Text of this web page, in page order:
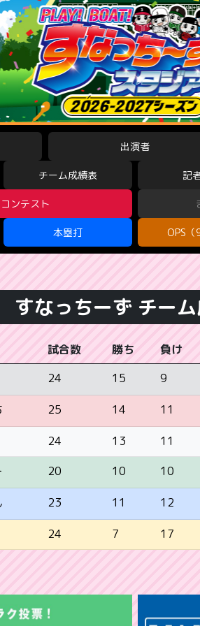
出演者
チーム成績表 記
ンテスト
本塁打 OPS（
すなっちーず チー
試合数 勝ち 負け
24 15 9
25 14 11
24 13 11
20 10 10
23 11 12
24 7 17